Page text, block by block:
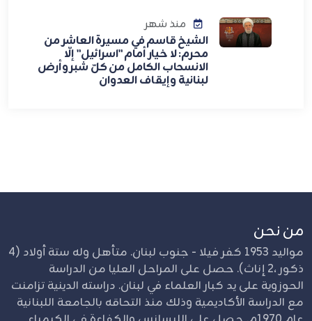
منذ شهر
الشيخ قاسم في مسيرة العاشر من
محرم: لا خيار أمام "اسرائيل" إلّا
الانسحاب الكامل من كلّ شبر وأرض
لبنانية وإيقاف العدوان
من نحن
مواليد 1953 كفر فيلا - جنوب لبنان. متأهل وله ستة أولاد (4
ذكور ،2 إناث). حصل على المراحل العليا من الدراسة
الحوزوية على يد كبار العلماء في لبنان. دراسته الدينية تزامنت
مع الدراسة الأكاديمية وذلك منذ التحاقه بالجامعة اللبنانية